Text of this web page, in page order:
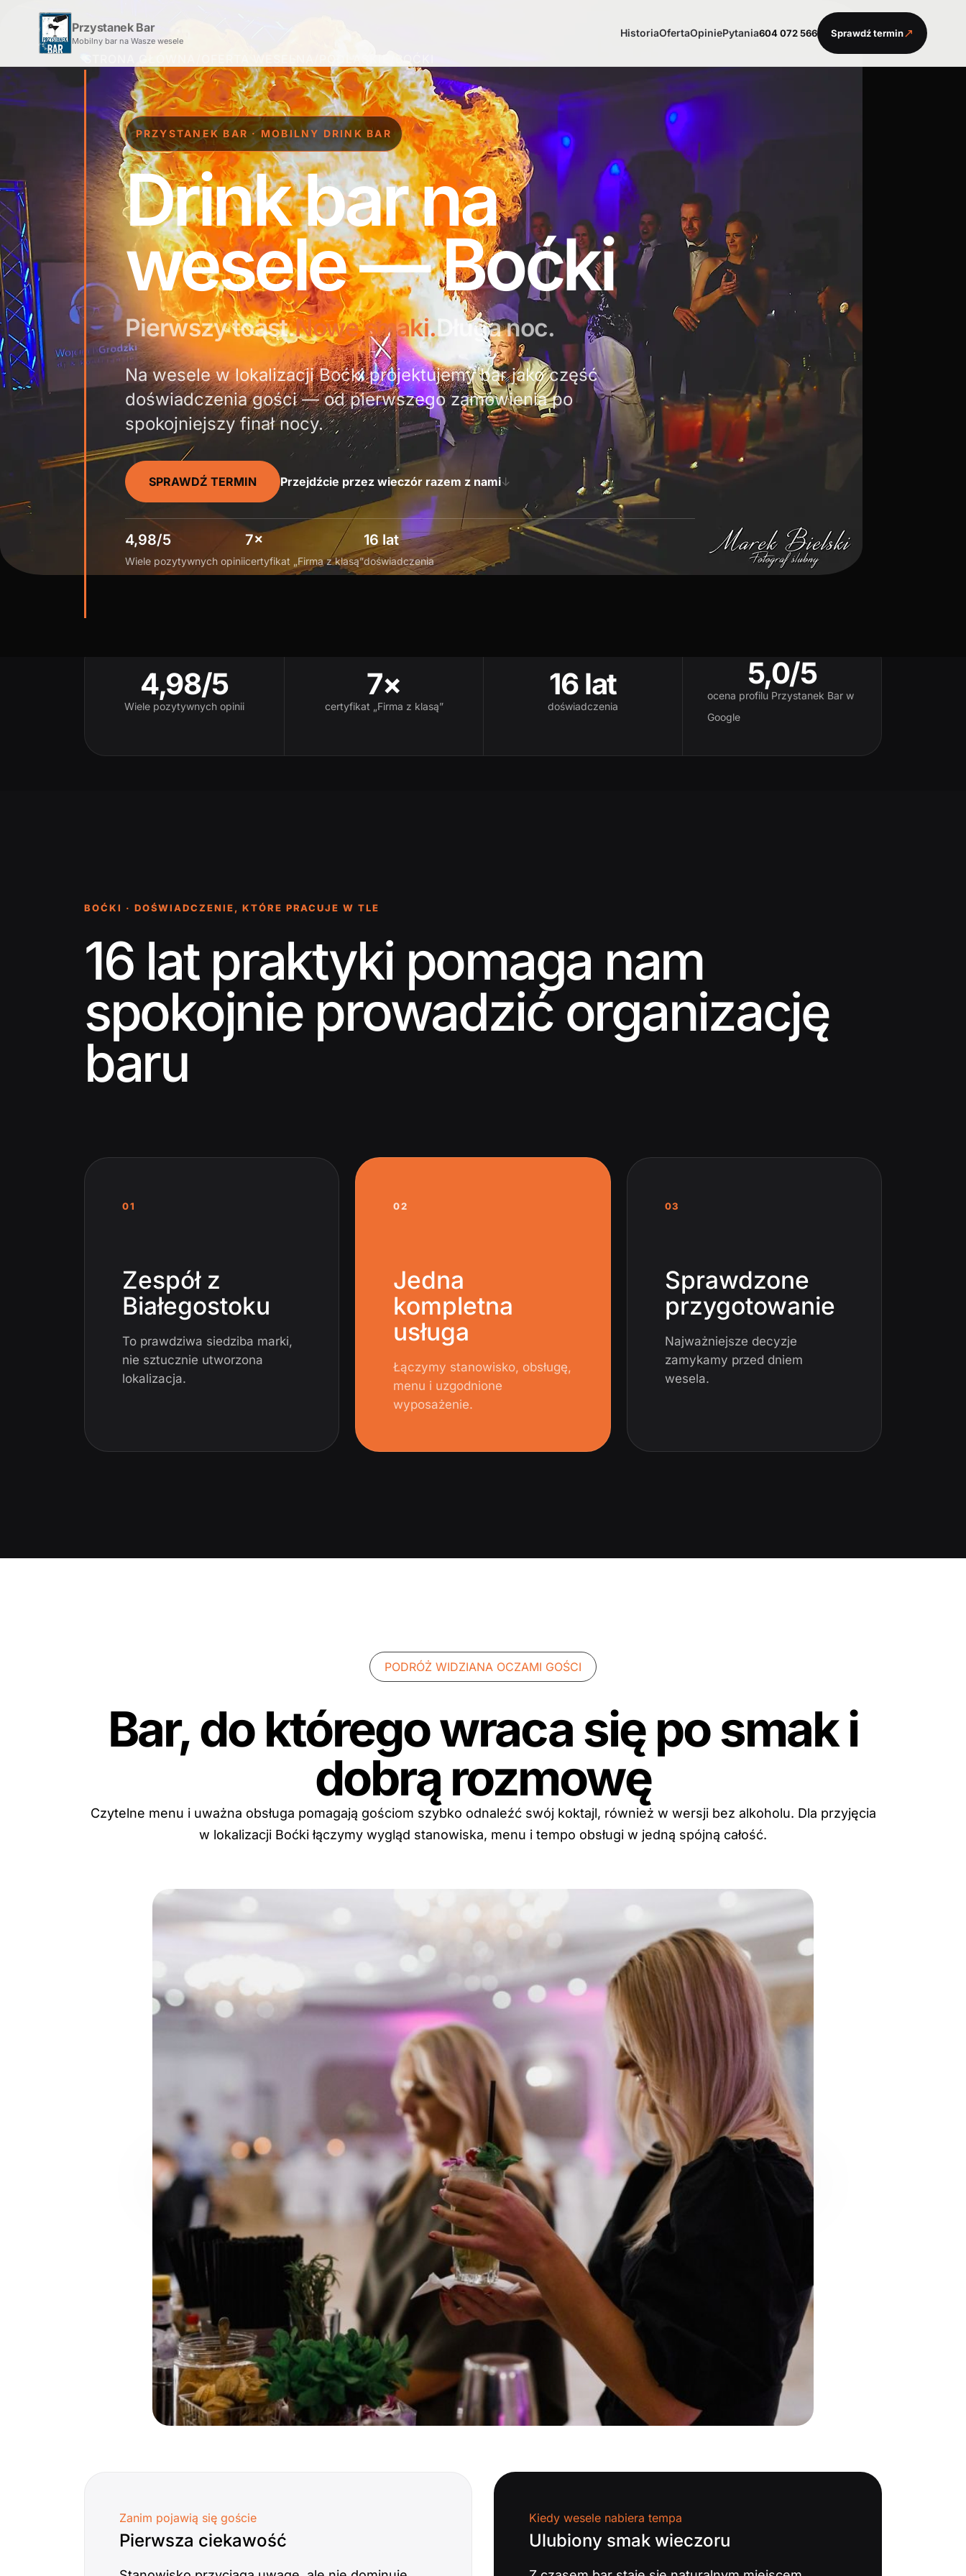
Przystanek Bar
Mobilny bar na Wasze wesele
HistoriaOfertaOpiniePytania604 072 566 Sprawdź termin↗
PRZYSTANEK BAR · MOBILNY DRINK BAR
Drink bar na
wesele — Boćki
Pierwszy toast.Nowe smaki.Długa noc.
Na wesele w lokalizacji Boćki projektujemy bar jako część
doświadczenia gości — od pierwszego zamówienia po
spokojniejszy finał nocy.
SPRAWDŹ TERMIN Przejdźcie przez wieczór razem z nami↓
4,98/5
Wiele pozytywnych opinii
7×
certyfikat „Firma z klasą”
16 lat
doświadczenia
4,98/5
Wiele pozytywnych opinii
7×
certyfikat „Firma z klasą”
16 lat
doświadczenia
5,0/5
ocena profilu Przystanek Bar w
Google
BOĆKI · DOŚWIADCZENIE, KTÓRE PRACUJE W TLE
16 lat praktyki pomaga nam
spokojnie prowadzić organizację
baru
01
Zespół z
Białegostoku
To prawdziwa siedziba marki,
nie sztucznie utworzona
lokalizacja.
02
Jedna
kompletna
usługa
Łączymy stanowisko, obsługę,
menu i uzgodnione
wyposażenie.
03
Sprawdzone
przygotowanie
Najważniejsze decyzje
zamykamy przed dniem
wesela.
PODRÓŻ WIDZIANA OCZAMI GOŚCI
Bar, do którego wraca się po smak i
dobrą rozmowę
Czytelne menu i uważna obsługa pomagają gościom szybko odnaleźć swój koktajl, również w wersji bez alkoholu. Dla przyjęcia
w lokalizacji Boćki łączymy wygląd stanowiska, menu i tempo obsługi w jedną spójną całość.
Zanim pojawią się goście
Pierwsza ciekawość
Kiedy wesele nabiera tempa
Ulubiony smak wieczoru